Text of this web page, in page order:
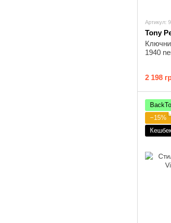
Артикул:
Tony
1940
2 198
−15%